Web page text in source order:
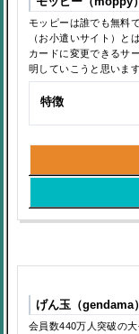
モッピーは誰でも無料
（お小遣いサイト）と
カードに変更できるサ
明していこうと思います
特徴
げん玉（gendama）
会員数440万人突破の